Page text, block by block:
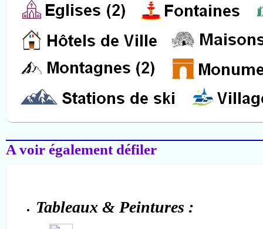
Salon-de-Provence
A voir également défiler
Tableaux & Peintures :